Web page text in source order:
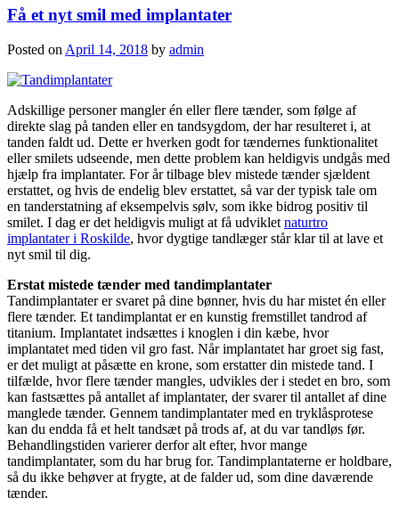
Få et nyt smil med implantater
Posted on April 14, 2018 by admin
Adskillige personer mangler én eller flere tænder, som følge af
direkte slag på tanden eller en tandsygdom, der har resulteret i, at
tanden faldt ud. Dette er hverken godt for tændernes funktionalitet
eller smilets udseende, men dette problem kan heldigvis undgås med
hjælp fra implantater. For år tilbage blev mistede tænder sjældent
erstattet, og hvis de endelig blev erstattet, så var der typisk tale om
en tanderstatning af eksempelvis sølv, som ikke bidrog positiv til
smilet. I dag er det heldigvis muligt at få udviklet naturtro
implantater i Roskilde, hvor dygtige tandlæger står klar til at lave et
nyt smil til dig.
Erstat mistede tænder med tandimplantater
Tandimplantater er svaret på dine bønner, hvis du har mistet én eller
flere tænder. Et tandimplantat er en kunstig fremstillet tandrod af
titanium. Implantatet indsættes i knoglen i din kæbe, hvor
implantatet med tiden vil gro fast. Når implantatet har groet sig fast,
er det muligt at påsætte en krone, som erstatter din mistede tand. I
tilfælde, hvor flere tænder mangles, udvikles der i stedet en bro, som
kan fastsættes på antallet af implantater, der svarer til antallet af dine
manglede tænder. Gennem tandimplantater med en tryklåsprotese
kan du endda få et helt tandsæt på trods af, at du var tandløs før.
Behandlingstiden varierer derfor alt efter, hvor mange
tandimplantater, som du har brug for. Tandimplantaterne er holdbare,
så du ikke behøver at frygte, at de falder ud, som dine daværende
tænder.